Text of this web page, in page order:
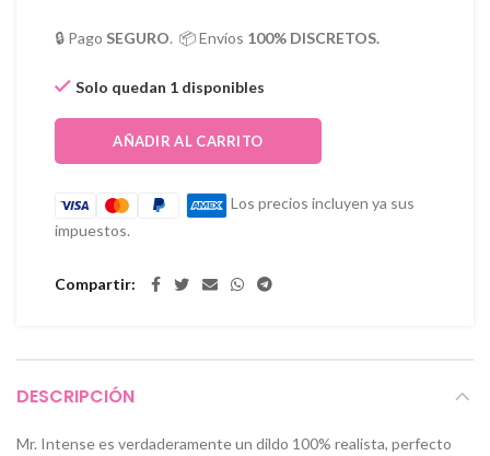
🔒 Pago SEGURO. 📦 Envíos 100% DISCRETOS.
Solo quedan 1 disponibles
AÑADIR AL CARRITO
Los precios incluyen ya sus
impuestos.
Compartir
DESCRIPCIÓN
Mr. Intense es verdaderamente un dildo 100% realista, perfecto